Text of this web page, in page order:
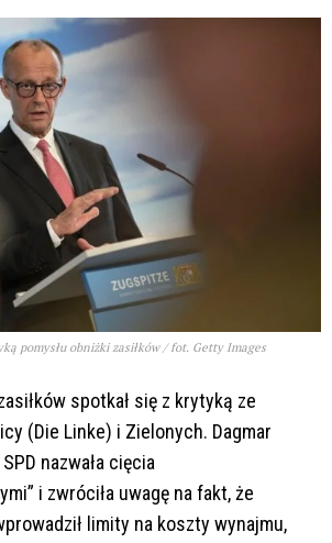
pomysłu obniżki zasiłków / fot. Getty Images
spotkał się z krytyką ze
(Die Linke) i Zielonych. Dagmar
nazwała cięcia
i zwróciła uwagę na fakt, że
limity na koszty wynajmu,